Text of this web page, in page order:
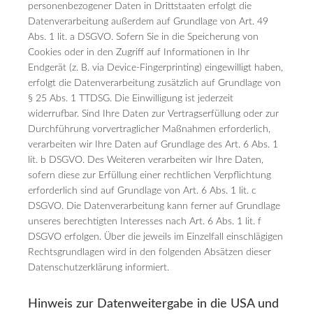
personenbezogener Daten in Drittstaaten erfolgt die
Datenverarbeitung außerdem auf Grundlage von Art. 49
Abs. 1 lit. a DSGVO. Sofern Sie in die Speicherung von
Cookies oder in den Zugriff auf Informationen in Ihr
Endgerät (z. B. via Device-Fingerprinting) eingewilligt haben,
erfolgt die Datenverarbeitung zusätzlich auf Grundlage von
§ 25 Abs. 1 TTDSG. Die Einwilligung ist jederzeit
widerrufbar. Sind Ihre Daten zur Vertragserfüllung oder zur
Durchführung vorvertraglicher Maßnahmen erforderlich,
verarbeiten wir Ihre Daten auf Grundlage des Art. 6 Abs. 1
lit. b DSGVO. Des Weiteren verarbeiten wir Ihre Daten,
sofern diese zur Erfüllung einer rechtlichen Verpflichtung
erforderlich sind auf Grundlage von Art. 6 Abs. 1 lit. c
DSGVO. Die Datenverarbeitung kann ferner auf Grundlage
unseres berechtigten Interesses nach Art. 6 Abs. 1 lit. f
DSGVO erfolgen. Über die jeweils im Einzelfall einschlägigen
Rechtsgrundlagen wird in den folgenden Absätzen dieser
Datenschutzerklärung informiert.
Hinweis zur Datenweitergabe in die USA und